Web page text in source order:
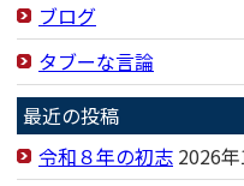
ブログ
タブーな言論
最近の投稿
令和８年の初志 2026